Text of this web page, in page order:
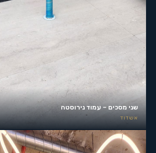
שני מסכים – עמוד נירוסטה
אשדוד